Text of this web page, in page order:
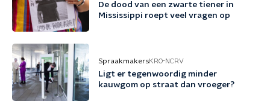
De dood van een zwarte tiener in
Mississippi roept veel vragen op
SpraakmakersKRO-NCRV
Ligt er tegenwoordig minder
kauwgom op straat dan vroeger?